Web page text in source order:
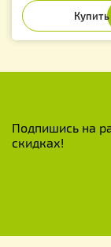
Подпишись на
скидках!